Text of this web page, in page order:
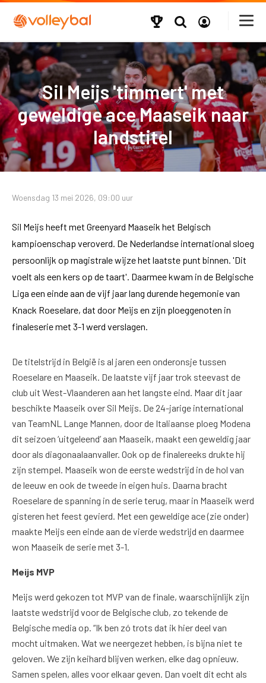
Sil Meijs 'timmert' met
geweldige ace Maaseik naar
landstitel
Woensdag 13 mei 2026, 09:00 uur
Sil Meijs heeft met Greenyard Maaseik het Belgisch
kampioenschap veroverd. De Nederlandse international sloeg
persoonlijk op magistrale wijze het laatste punt binnen. 'Dit
voelt als een kers op de taart'. Daarmee kwam in de Belgische
Liga een einde aan de vijf jaar lang durende hegemonie van
Knack Roeselare, dat door Meijs en zijn ploeggenoten in
finaleserie met 3-1 werd verslagen.
De titelstrijd in België is al jaren een onderonsje tussen
Roeselare en Maaseik. De laatste vijf jaar trok steevast de
club uit West-Vlaanderen aan het langste eind. Maar dit jaar
beschikte Maaseik over Sil Meijs. De 24-jarige international
van TeamNL Lange Mannen, door de Italiaanse ploeg Modena
dit seizoen ‘uitgeleend’ aan Maaseik, maakt een geweldig jaar
door als diagonaalaanvaller. Ook op de finalereeks drukte hij
zijn stempel. Maaseik won de eerste wedstrijd in de hol van
de leeuw en ook de tweede in eigen huis. Daarna bracht
Roeselare de spanning in de serie terug, maar in Maaseik werd
gisteren het feest gevierd. Met een geweldige ace (zie onder)
maakte Meijs een einde aan de vierde wedstrijd en daarmee
won Maaseik de serie met 3-1.
Meijs MVP
Meijs werd gekozen tot MVP van de finale, waarschijnlijk zijn
laatste wedstrijd voor de Belgische club, zo tekende de
Belgische media op. “Ik ben zó trots dat ik hier deel van
mocht uitmaken. Wat we neergezet hebben, is bijna niet te
geloven. We zijn keihard blijven werken, elke dag opnieuw.
Samen spelen, alles voor elkaar geven. Dan voelt dit echt als